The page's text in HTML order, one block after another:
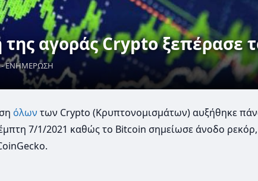
αγοράς Crypto ξεπέρασε
- ΕΝΗΜΕΡΩΣΗ
όλων των Crypto (Κρυπτονομισμάτων) αυξήθηκε
7/1/2021 καθώς το Bitcoin σημείωσε άνοδο